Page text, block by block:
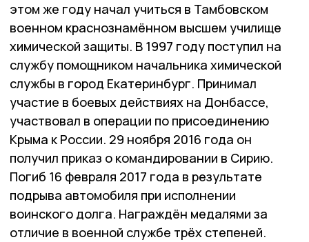
этом же году начал учиться в Тамбовском
военном краснознамённом высшем училище
химической защиты. В 1997 году поступил на
службу помощником начальника химической
службы в город Екатеринбург. Принимал
участие в боевых действиях на Донбассе,
участвовал в операции по присоединению
Крыма к России. 29 ноября 2016 года он
получил приказ о командировании в Сирию.
Погиб 16 февраля 2017 года в результате
подрыва автомобиля при исполнении
воинского долга. Награждён медалями за
отличие в военной службе трёх степеней.